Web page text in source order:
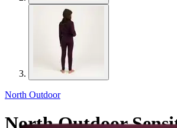
North Outdoor
North Outdoor